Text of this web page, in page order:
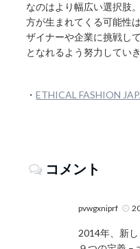
なのはより幅広い選択肢
方が生まれてくる可能性
ザイナーや企業に挑戦し
となれるよう努力してい
・ETHICAL FASHION
コメント
pvwgxniprf
2014年、新